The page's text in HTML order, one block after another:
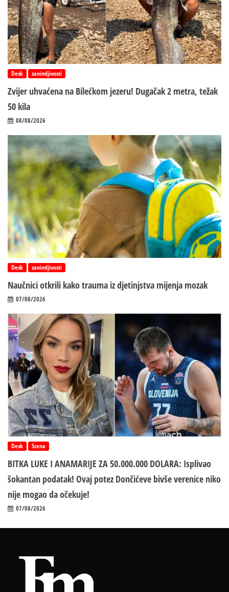
Desk zanimljivosti
Zvijer uhvaćena na Bilećkom jezeru! Dugačak 2 metra, težak
50 kila
08/08/2026
Desk zanimljivosti
Naučnici otkrili kako trauma iz d‌jetinjstva mijenja mozak
07/08/2026
Desk Scena
BITKA LUKE I ANAMARIJE ZA 50.000.000 DOLARA: Isplivao
šokantan podatak! Ovaj potez Dončićeve bivše verenice niko
nije mogao da očekuje!
07/08/2026